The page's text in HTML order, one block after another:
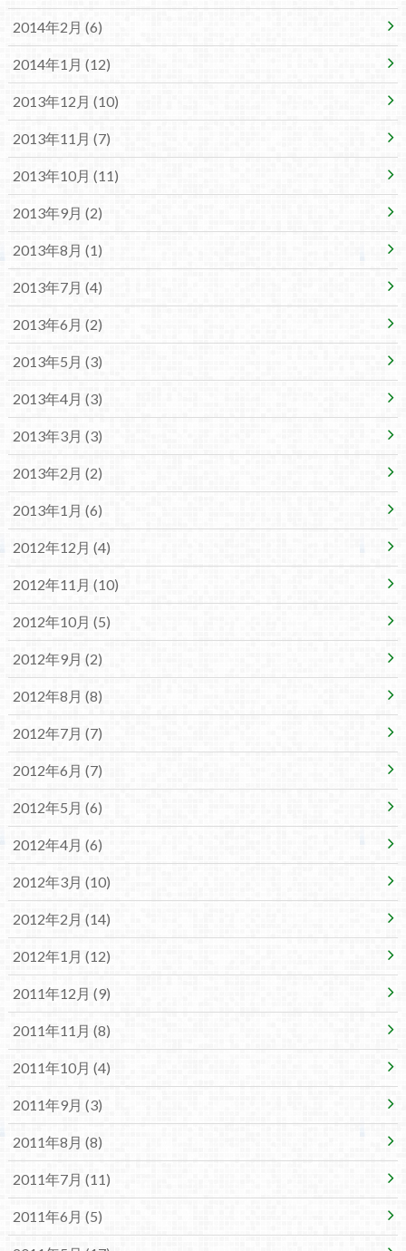
2014年2月 (6)
2014年1月 (12)
2013年12月 (10)
2013年11月 (7)
2013年10月 (11)
2013年9月 (2)
2013年8月 (1)
2013年7月 (4)
2013年6月 (2)
2013年5月 (3)
2013年4月 (3)
2013年3月 (3)
2013年2月 (2)
2013年1月 (6)
2012年12月 (4)
2012年11月 (10)
2012年10月 (5)
2012年9月 (2)
2012年8月 (8)
2012年7月 (7)
2012年6月 (7)
2012年5月 (6)
2012年4月 (6)
2012年3月 (10)
2012年2月 (14)
2012年1月 (12)
2011年12月 (9)
2011年11月 (8)
2011年10月 (4)
2011年9月 (3)
2011年8月 (8)
2011年7月 (11)
2011年6月 (5)